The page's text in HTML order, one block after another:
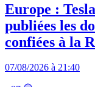
Europe :
publiées les
confiées à la
07/08/2026 à 21:40